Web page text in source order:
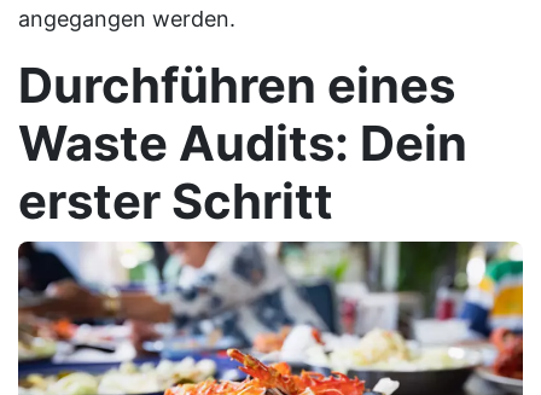
angegangen werden.
Durchführen eines
Waste Audits: Dein
erster Schritt